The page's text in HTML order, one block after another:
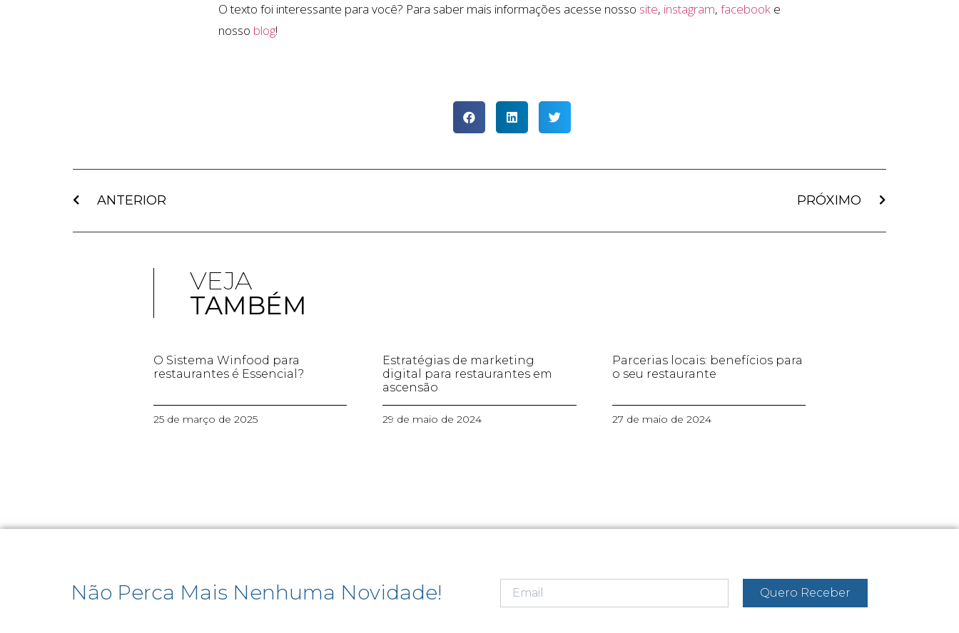
O texto foi interessante para você? Para saber mais informações acesse nosso site, instagram,facebook e
nosso blog!
ANTERIOR PRÓXIMO
VEJA
TAMBÉM
O Sistema Winfood para
restaurantes é Essencial?
25 de março de 2025
Estratégias de marketing
digital para restaurantes em
ascensão
29 de maio de 2024
Parcerias locais: benefícios para
o seu restaurante
27 de maio de 2024
Não Perca Mais Nenhuma Novidade! Quero Receber